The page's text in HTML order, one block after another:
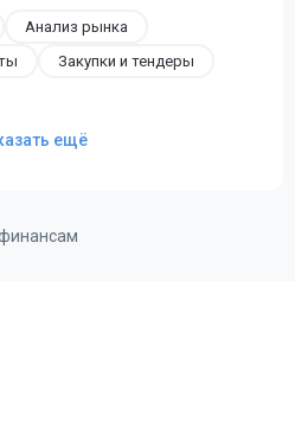
Анализ рынка
Закупки и тендеры
ещё